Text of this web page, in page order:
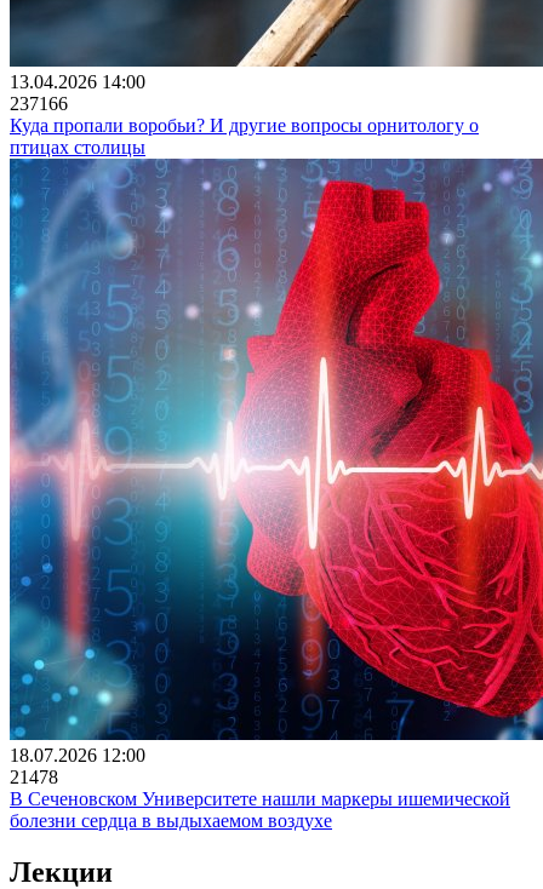
13.04.2026 14:00
237166
Куда пропали воробьи? И другие вопросы орнитологу о
птицах столицы
18.07.2026 12:00
21478
В Сеченовском Университете нашли маркеры ишемической
болезни сердца в выдыхаемом воздухе
Лекции